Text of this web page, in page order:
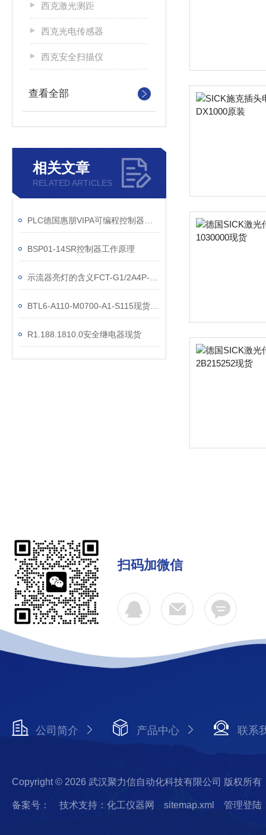
西克激光测距
西克光电传感器
西克安全扫描仪
查看全部
相关文章
RELATED ARTICLES
BSP01-14SR控制器工作原理
R1.188.1810.0安全继电器现货
扫码加微信
公司简介 产品中心 联系
Copyright © 2026 武汉聚力信自动化科技有限公司 版权所有
备案号： 技术支持：化工仪器网 sitemap.xml 管理登陆